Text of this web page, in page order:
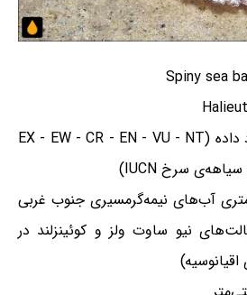
گونه‌ی دارای کمبود داده (EX - EW - CR - EN - VU - NT
۹۰ تا ۲۵۰ متری آب‌های نیمه‌گرمسیری جنوب غربی
نیو ساوت ولز و کوئینزلند در